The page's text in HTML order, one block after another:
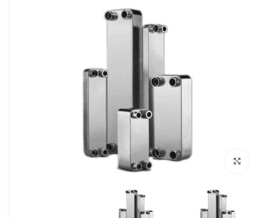
بزرگنمایی تصویر